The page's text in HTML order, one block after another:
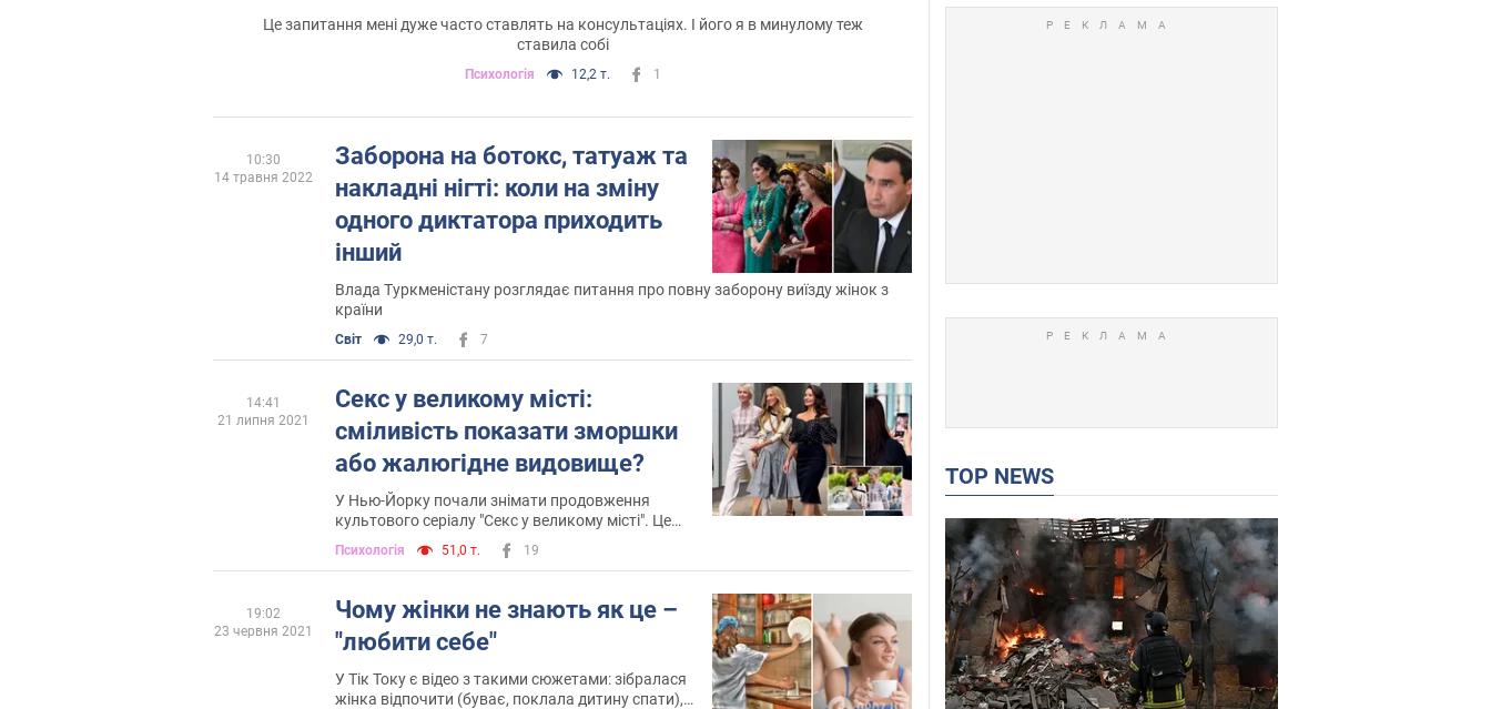
Це запитання мені дуже часто ставлять на консультаціях. І його я в минулому теж
ставила собі
Психологія 12,2 т. 1
Заборона на ботокс, татуаж та
накладні нігті: коли на зміну
одного диктатора приходить
інший
Влада Туркменістану розглядає питання про повну заборону виїзду жінок з
країни
Світ 29,0 т. 7
10:30
14 травня 2022
Секс у великому місті:
сміливість показати зморшки
або жалюгідне видовище?
У Нью-Йорку почали знімати продовження
культового серіалу "Секс у великому місті". Це
буде міні-серіал, який вийде під назвою "І просто
так ..." (And Just Like That ...)
Психологія 51,0 т. 19
14:41
21 липня 2021
Чому жінки не знають як це –
"любити себе"
У Тік Току є відео з такими сюжетами: зібралася
жінка відпочити (буває, поклала дитину спати),
19:02
23 червня 2021
TOP NEWS